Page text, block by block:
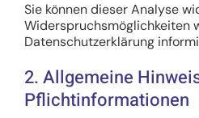
Sie können dieser Analyse
Widerspruchsmöglichkeiten
Datenschutzerklärung
2. Allgemeine
Pflichtinformationen